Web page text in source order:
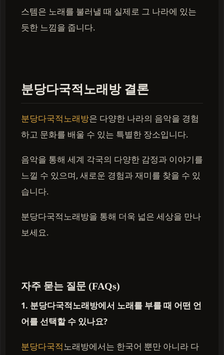
스템은 노래를 불러낼 때 실제로 그 나라에 있는
듯한 느낌을 줍니다.
분당다국적노래방 결론
분당다국적노래방은 다양한 나라의 음악을 경험
하고 문화를 배울 수 있는 특별한 장소입니다.
음악을 통해 세계 각국의 다양한 감정과 이야기를
느낄 수 있으며, 새로운 경험과 재미를 찾을 수 있
습니다.
분당다국적노래방을 통해 더욱 넓은 세상을 만나
보세요.
자주 묻는 질문 (FAQs)
1. 분당다국적노래방에서 노래를 부를 때 어떤 언
어를 선택할 수 있나요?
분당다국적노래방에서는 한국어 뿐만 아니라 다